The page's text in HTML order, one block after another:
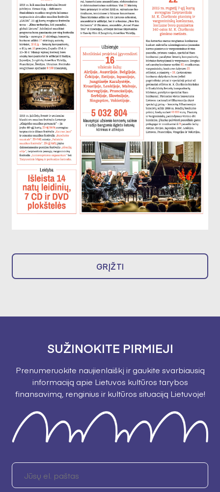
GRĮŽTI
SUŽINOKITE PIRMIEJI
Prenumeruokite naujienlaiškį ir gaukite svarbiausią
informaciją apie Lietuvos kultūros tarybos
finansavimą, renginius ir kultūros situaciją Lietuvoje!